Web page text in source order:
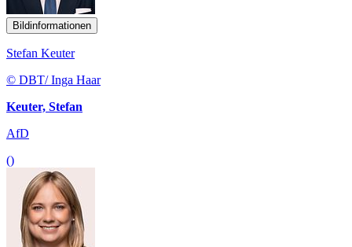
Bildinformationen
Stefan Keuter
© DBT/ Inga Haar
Keuter, Stefan
AfD
()